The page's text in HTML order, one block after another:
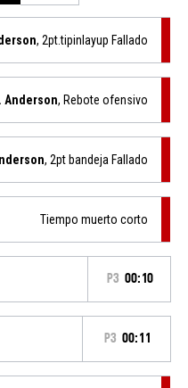
, 2pt.tipinlayup Fallado
Anderson, Rebote ofensivo
, 2pt bandeja Fallado
Tiempo muerto corto
P3 00:10
P3 00:11